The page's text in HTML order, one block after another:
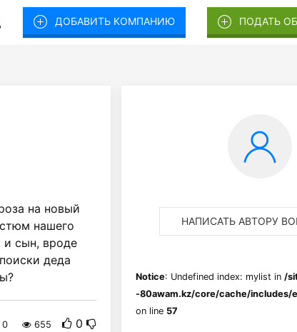
ДОБАВИТЬ КОМПАНИЮ ПОДАТЬ
на новый
нашего
и сын, вроде
деда
0 655 0
НАПИСАТЬ АВТОРУ
Notice: Undefined index: mylist in /
-80awam.kz/core/cache/includes/
on line 57